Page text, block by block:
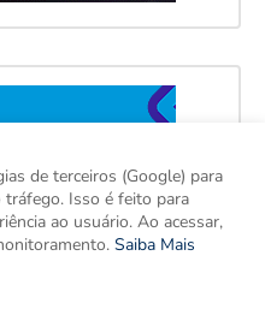
de terceiros (Google) para
tráfego. Isso é feito para
ao usuário. Ao acessar,
Saiba Mais